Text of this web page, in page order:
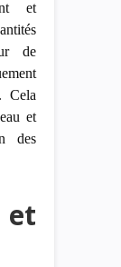
et
de
Cela
et
des